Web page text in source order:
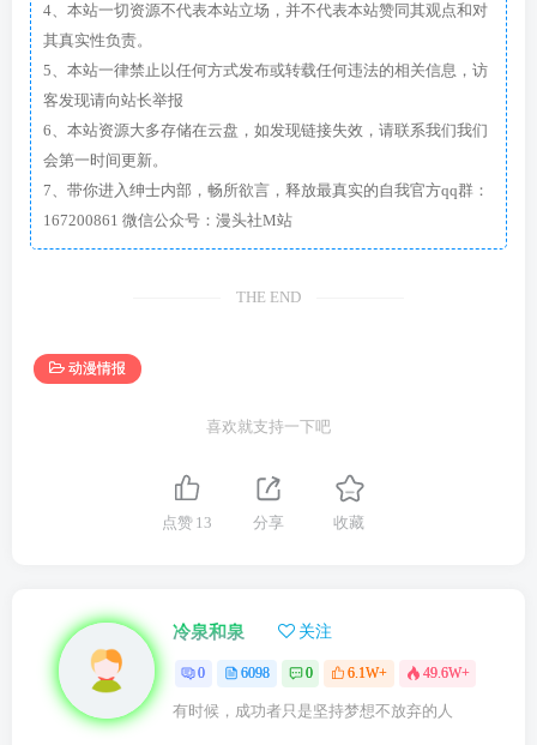
4、本站一切资源不代表本站立场，并不代表本站赞同其观点和对
其真实性负责。
5、本站一律禁止以任何方式发布或转载任何违法的相关信息，访
客发现请向站长举报
6、本站资源大多存储在云盘，如发现链接失效，请联系我们我们
会第一时间更新。
7、带你进入绅士内部，畅所欲言，释放最真实的自我官方qq群：
167200861 微信公众号：漫头社M站
THE END
动漫情报
喜欢就支持一下吧
点赞 13 分享 收藏
冷泉和泉 关注
0 6098 0 6.1W+ 49.6W+
有时候，成功者只是坚持梦想不放弃的人